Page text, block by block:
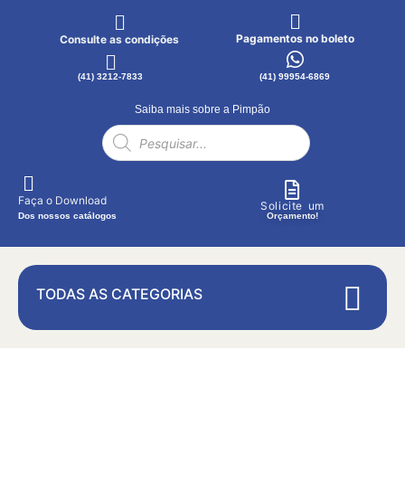
Consulte as condições Pagamentos no boleto
(41) 3212-7833 (41) 99954-6869
Saiba mais sobre a Pimpão
Faça o Download
Dos nossos catálogos
Solicite um
Orçamento!
TODAS AS CATEGORIAS